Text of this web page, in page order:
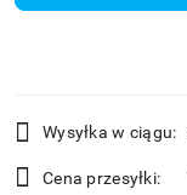
i
dostawa
Wysyłka w ciągu:
Cena przesyłki: